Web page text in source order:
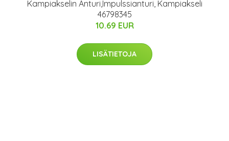
Kampiakselin Anturi,Impulssianturi, Kampiakseli
46798345
10.69 EUR
LISÄTIETOJA